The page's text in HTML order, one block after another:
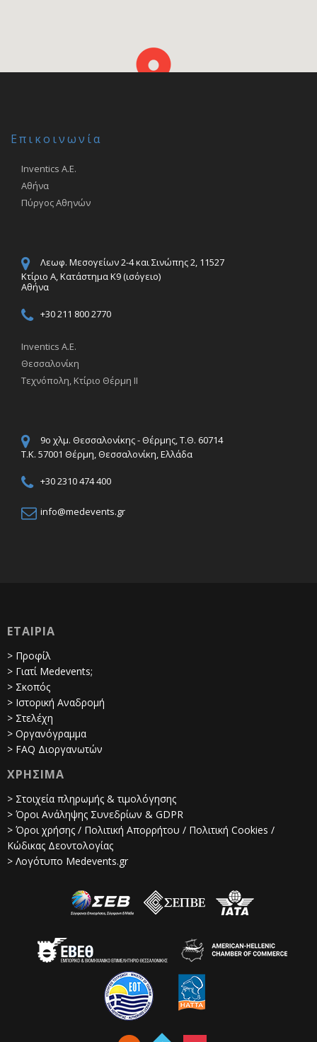
Επικοινωνία
Inventics Α.Ε.
Αθήνα
Πύργος Αθηνών
Λεωφ. Μεσογείων 2-4 και Σινώπης 2, 11527
Κτίριο A, Κατάστημα Κ9 (ισόγειο)
Αθήνα
+30 211 800 2770
Inventics Α.Ε.
Θεσσαλονίκη
Τεχνόπολη, Κτίριο Θέρμη ΙΙ
9ο χλμ. Θεσσαλονίκης - Θέρμης, Τ.Θ. 60714
Τ.Κ. 57001 Θέρμη, Θεσσαλονίκη, Ελλάδα
+30 2310 474 400
info@medevents.gr
ΕΤΑΙΡΙΑ
> Προφίλ
> Γιατί Medevents;
> Σκοπός
> Ιστορική Αναδρομή
> Στελέχη
> Οργανόγραμμα
> FAQ Διοργανωτών
ΧΡΗΣΙΜΑ
> Στοιχεία πληρωμής & τιμολόγησης
> Όροι Ανάληψης Συνεδρίων & GDPR
> Όροι χρήσης / Πολιτική Απορρήτου / Πολιτική Cookies /
Κώδικας Δεοντολογίας
> Λογότυπο Medevents.gr